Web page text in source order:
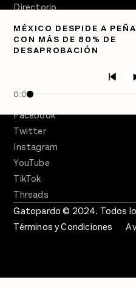
MÉXICO DESPIDE A
CON MÁS DE 80% DE
DESAPROBACIÓN
0:00
Directorio
PÓDCASTS
Semanario Gatopardo
Facebook
Twitter
Instagram
YouTube
TikTok
Threads
Gatopardo © 2024. Todos
Términos y Condiciones